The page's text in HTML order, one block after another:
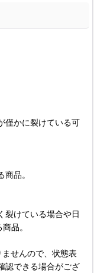
僅かに裂けている可
品。
裂けている場合や日
品。
せんので、状態表
認できる場合がござ